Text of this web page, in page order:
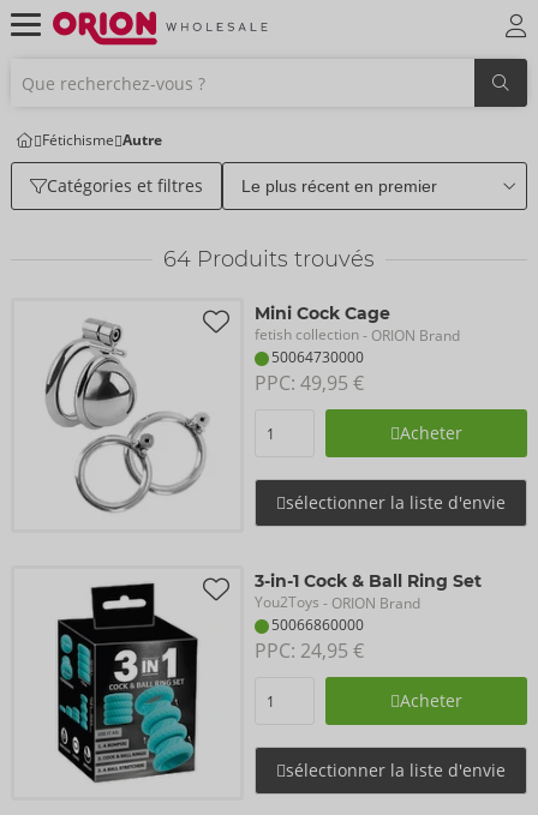
Fétichisme Autre
Catégories et filtres
64 Produits trouvés
Mini Cock Cage
fetish collection- ORION Brand
50064730000
PPC: 49,95 €
Acheter
sélectionner la liste d'envie
3-in-1 Cock & Ball Ring Set
You2Toys - ORION Brand
50066860000
PPC: 24,95 €
Acheter
sélectionner la liste d'envie